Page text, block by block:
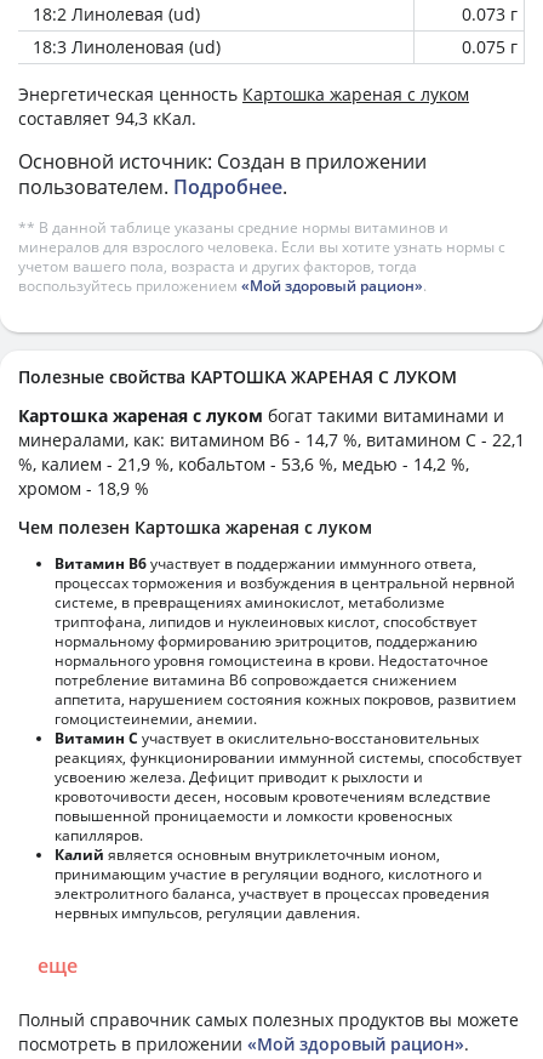
18:2 Линолевая (ud)
0.073 г
18:3 Линоленовая (ud)
0.075 г
Энергетическая ценность Картошка жареная с луком
составляет 94,3 кКал.
Основной источник: Создан в приложении
пользователем. Подробнее.
** В данной таблице указаны средние нормы витаминов и
минералов для взрослого человека. Если вы хотите узнать нормы с
учетом вашего пола, возраста и других факторов, тогда
воспользуйтесь приложением «Мой здоровый рацион».
Полезные свойства КАРТОШКА ЖАРЕНАЯ С ЛУКОМ
Картошка жареная с луком богат такими витаминами и
минералами, как: витамином B6 - 14,7 %, витамином C - 22,1
%, калием - 21,9 %, кобальтом - 53,6 %, медью - 14,2 %,
хромом - 18,9 %
Чем полезен Картошка жареная с луком
Витамин В6участвует в поддержании иммунного ответа,
процессах торможения и возбуждения в центральной нервной
системе, в превращениях аминокислот, метаболизме
триптофана, липидов и нуклеиновых кислот, способствует
нормальному формированию эритроцитов, поддержанию
нормального уровня гомоцистеина в крови. Недостаточное
потребление витамина В6 сопровождается снижением
аппетита, нарушением состояния кожных покровов, развитием
гомоцистеинемии, анемии.
Витамин С участвует в окислительно-восстановительных
реакциях, функционировании иммунной системы, способствует
усвоению железа. Дефицит приводит к рыхлости и
кровоточивости десен, носовым кровотечениям вследствие
повышенной проницаемости и ломкости кровеносных
капилляров.
Калий является основным внутриклеточным ионом,
принимающим участие в регуляции водного, кислотного и
электролитного баланса, участвует в процессах проведения
нервных импульсов, регуляции давления.
еще
Полный справочник самых полезных продуктов вы можете
посмотреть в приложении «Мой здоровый рацион».